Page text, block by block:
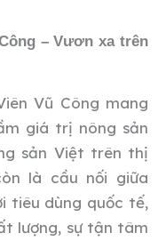
– Vươn xa trên
Vũ Công mang
giá trị nông sản
sản Việt trên thị
là cầu nối giữa
tiêu dùng quốc tế,
lượng, sự tận tâm